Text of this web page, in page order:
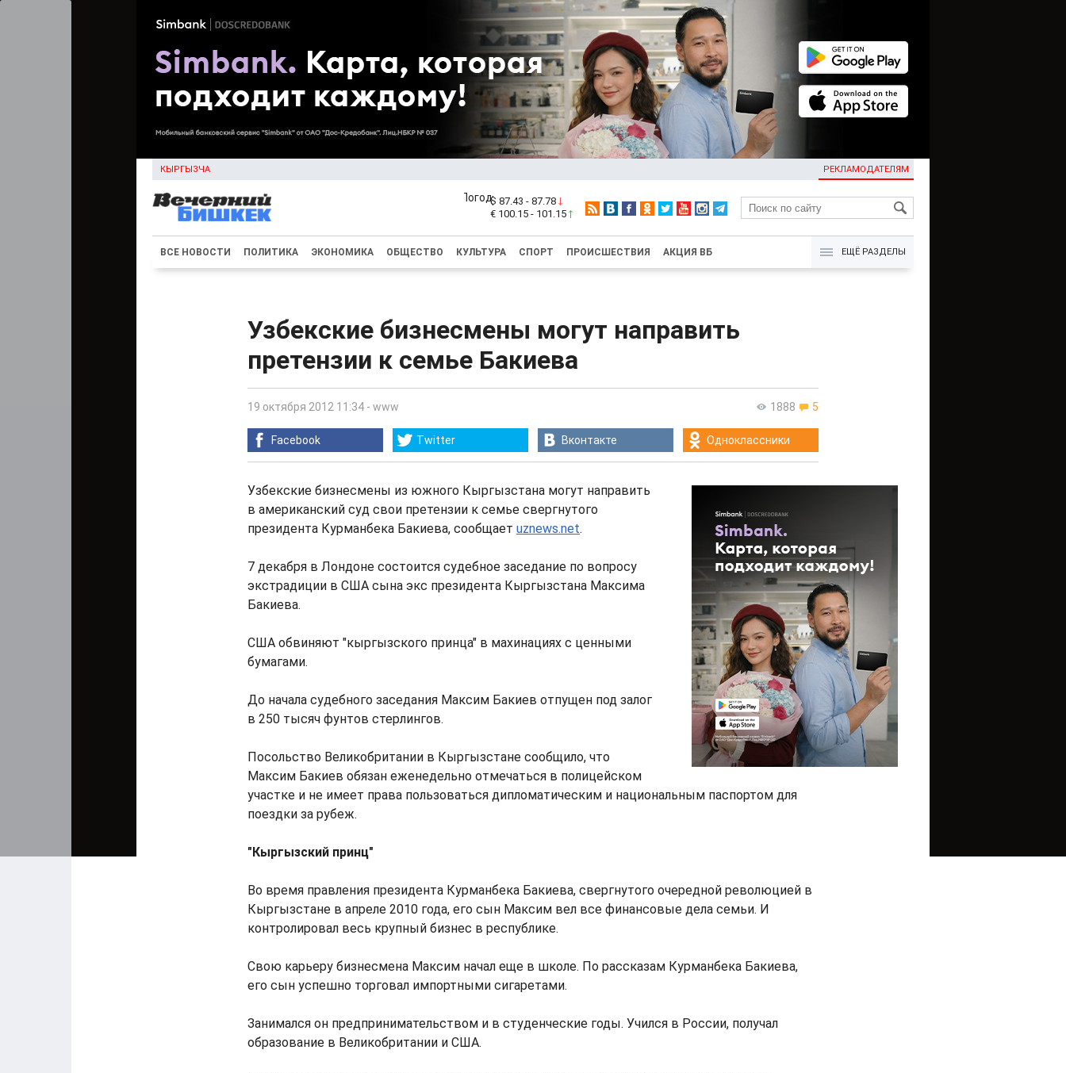
КЫРГЫЗЧА РЕКЛАМОДАТЕЛЯМ
KG
$ 87.43 - 87.78
€ 100.15 - 101.15
ВСЕ НОВОСТИ ПОЛИТИКА ЭКОНОМИКА ОБЩЕСТВО КУЛЬТУРА СПОРТ ПРОИСШЕСТВИЯ АКЦИЯ ВБ ЕЩЁ РАЗДЕЛЫ
Узбекские бизнесмены могут направить
претензии к семье Бакиева
1888 5
19 октября 2012 11:34 - www
Facebook Twitter Вконтакте Одноклассники
Узбекские бизнесмены из южного Кыргызстана могут направить
в американский суд свои претензии к семье свергнутого
президента Курманбека Бакиева, сообщает uznews.net.
7 декабря в Лондоне состоится судебное заседание по вопросу
экстрадиции в США сына экс президента Кыргызстана Максима
Бакиева.
США обвиняют "кыргызского принца" в махинациях с ценными
бумагами.
До начала судебного заседания Максим Бакиев отпущен под залог
в 250 тысяч фунтов стерлингов.
Посольство Великобритании в Кыргызстане сообщило, что
Максим Бакиев обязан еженедельно отмечаться в полицейском
участке и не имеет права пользоваться дипломатическим и национальным паспортом для
поездки за рубеж.
"Кыргызский принц"
Во время правления президента Курманбека Бакиева, свергнутого очередной революцией в
Кыргызстане в апреле 2010 года, его сын Максим вел все финансовые дела семьи. И
контролировал весь крупный бизнес в республике.
Свою карьеру бизнесмена Максим начал еще в школе. По рассказам Курманбека Бакиева,
его сын успешно торговал импортными сигаретами.
Занимался он предпринимательством и в студенческие годы. Учился в России, получал
образование в Великобритании и США.